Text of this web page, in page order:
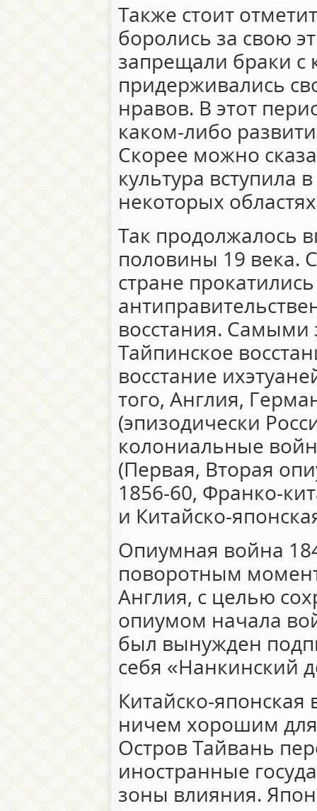
Также стоит
боролись за свою
запрещали браки с
придерживались
нравов. В этот
каком-либо
Скорее можно
культура вступила
некоторых
Так продолжалось
половины 19 века.
стране
восстания.
Тайпинское
восстание
того, Англия,
(эпизодически
колониальные
(Первая, Вторая
1856-60, Франко-
и Китайско-
Опиумная война
поворотным
Англия, с целью
опиумом начала
был вынужден
себя «Нанкинский
Китайско-японская
ничем хорошим
Остров Тайвань
иностранные
зоны влияния.